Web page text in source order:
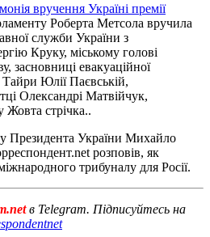
вручення Україні премії
Роберта Метсола вручила
служби України з
Круку, міському голові
засновниці евакуаційної
Юлії Паєвській,
Олександрі Матвійчук,
Жовта стрічка..
Президента України Михайло
розповів, як
трибуналу для Росії.
в Telegram. Підписуйтесь на